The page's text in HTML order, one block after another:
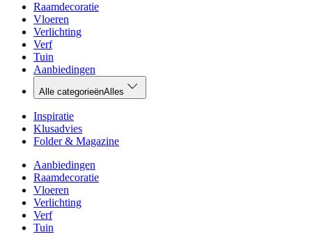
Raamdecoratie
Vloeren
Verlichting
Verf
Tuin
Aanbiedingen
Alle categorieënAlles
Inspiratie
Klusadvies
Folder & Magazine
Aanbiedingen
Raamdecoratie
Vloeren
Verlichting
Verf
Tuin